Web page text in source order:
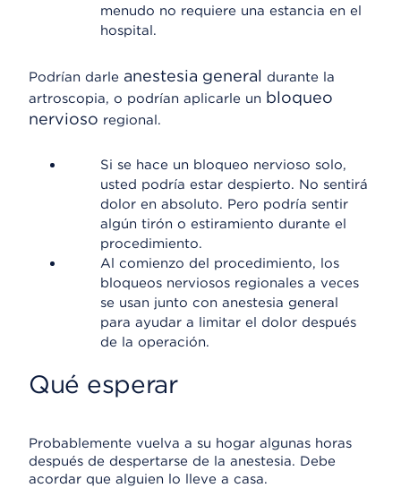
menudo no requiere una estancia en el
hospital.
Podrían darle anestesia general durante la
artroscopia, o podrían aplicarle un bloqueo
nervioso regional.
Si se hace un bloqueo nervioso solo,
usted podría estar despierto. No sentirá
dolor en absoluto. Pero podría sentir
algún tirón o estiramiento durante el
procedimiento.
Al comienzo del procedimiento, los
bloqueos nerviosos regionales a veces
se usan junto con anestesia general
para ayudar a limitar el dolor después
de la operación.
Qué esperar
Probablemente vuelva a su hogar algunas horas
después de despertarse de la anestesia. Debe
acordar que alguien lo lleve a casa.